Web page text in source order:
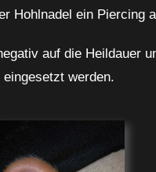
Hohlnadel ein Piercing
auf die Heildauer
werden.